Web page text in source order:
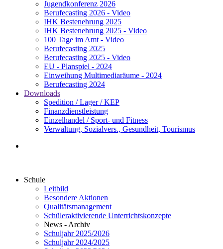
Jugendkonferenz 2026
Berufecasting 2026 - Video
IHK Bestenehrung 2025
IHK Bestenehrung 2025 - Video
100 Tage im Amt - Video
Berufecasting 2025
Berufecasting 2025 - Video
EU - Planspiel - 2024
Einweihung Multimediaräume - 2024
Berufecasting 2024
Downloads
Spedition / Lager / KEP
Finanzdienstleistung
Einzelhandel / Sport- und Fitness
Verwaltung, Sozialvers., Gesundheit, Tourismus
Schule
Leitbild
Besondere Aktionen
Qualitätsmanagement
Schüleraktivierende Unterrichtskonzepte
News - Archiv
Schuljahr 2025/2026
Schuljahr 2024/2025